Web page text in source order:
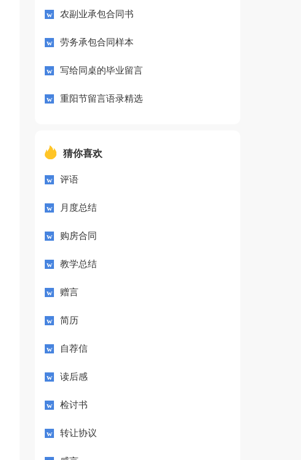
农副业承包合同书
劳务承包合同样本
写给同桌的毕业留言
重阳节留言语录精选
猜你喜欢
评语
月度总结
购房合同
教学总结
赠言
简历
自荐信
读后感
检讨书
转让协议